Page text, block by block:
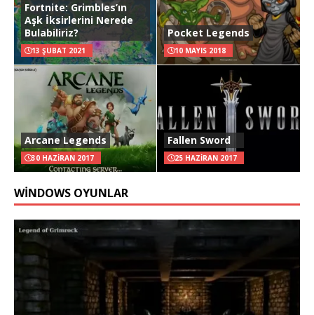
Fortnite: Grimbles’ın
Aşk İksirlerini Nerede
Bulabiliriz?
13 ŞUBAT 2021
Pocket Legends
10 MAYIS 2018
Arcane Legends
30 HAZIRAN 2017
Fallen Sword
25 HAZIRAN 2017
WINDOWS OYUNLAR